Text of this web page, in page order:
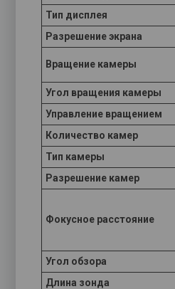
Тип дисплея
Разрешение экрана
Вращение камеры
Угол вращения камеры
Управление вращением
Количество камер
Тип камеры
Разрешение камер
Фокусное расстояние
Угол обзора
Длина зонда